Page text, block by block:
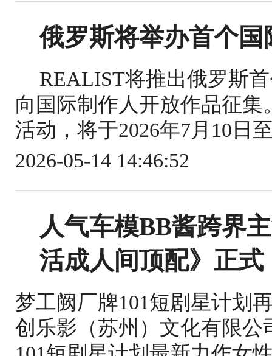
俄罗斯将举办首个
REALIST将推出俄罗斯
向国际制作人开放作品征
活动，将于2026年7月10日
2026-05-14 14:46:52
人气车模BB酱跨界
活成人间顶配》正式
梦工阙厂牌101短剧星计划
创乐影（苏州）文化有限